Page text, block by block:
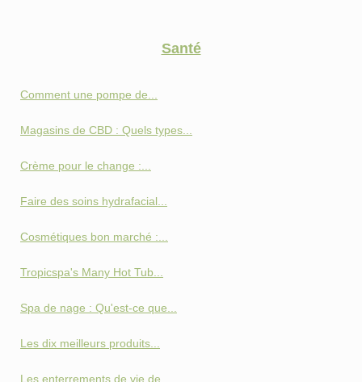
Santé
Comment une pompe de...
Magasins de CBD : Quels types...
Crème pour le change :...
Faire des soins hydrafacial...
Cosmétiques bon marché :...
Tropicspa's Many Hot Tub...
Spa de nage : Qu'est-ce que...
Les dix meilleurs produits...
Les enterrements de vie de...